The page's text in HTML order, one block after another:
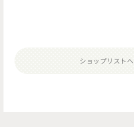
ショップリストへ